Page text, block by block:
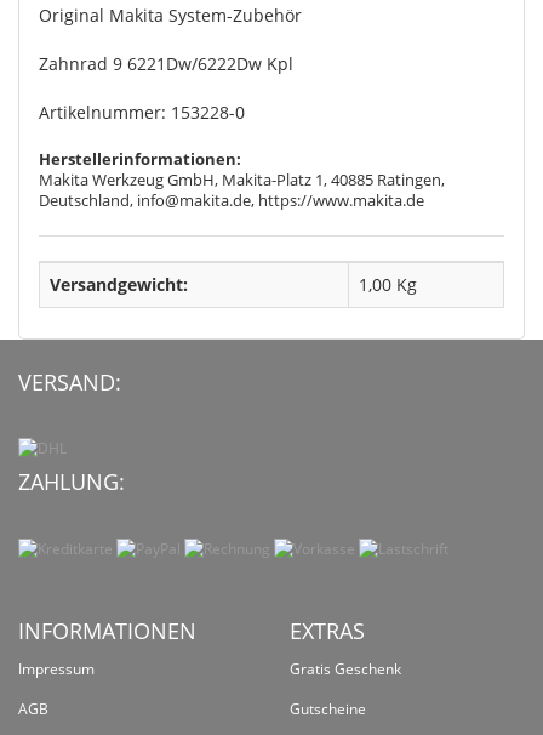
Original Makita System-Zubehör
Zahnrad 9 6221Dw/6222Dw Kpl
Artikelnummer: 153228-0
Herstellerinformationen:
Makita Werkzeug GmbH, Makita-Platz 1, 40885 Ratingen,
Deutschland, info@makita.de, https://www.makita.de
Versandgewicht: 1,00 Kg
VERSAND:
ZAHLUNG:
INFORMATIONEN
Impressum
AGB
EXTRAS
Gratis Geschenk
Gutscheine